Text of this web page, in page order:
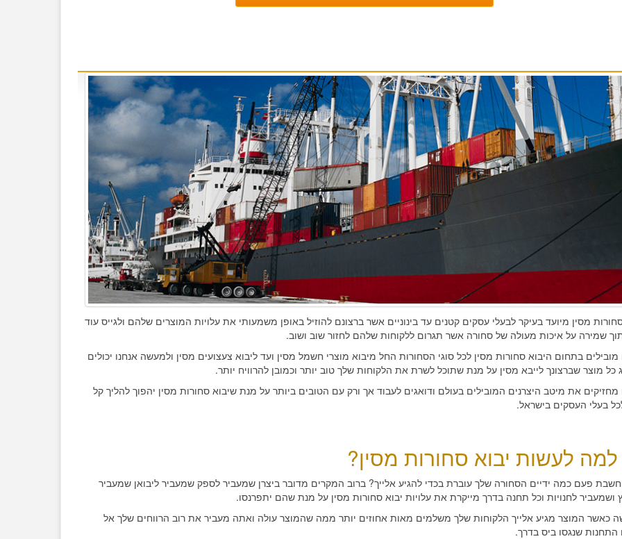
מסין מיועד בעיקר לבעלי עסקים קטנים עד בינוניים אשר ברצונם להוזיל באופן משמעותי את עלויות המוצרים שלהם ולגייס עוד
שמירה על איכות מעולה של סחורה אשר תגרום ללקוחות שלהם לחזור שוב ושוב.
מובילים בתחום היבוא סחורות מסין לכל סוגי הסחורות החל מיבוא מוצרי חשמל מסין ועד ליבוא צעצועים מסין ולמעשה אנחנו יכולים
כל מוצר שברצונך לייבא מסין על מנת שתוכל לשרת את הלקוחות שלך טוב יותר וכמובן להרוויח יותר.
מחזיקים את מיטב היצרנים המובילים בעולם ודואגים לעבוד אך ורק עם הטובים ביותר על מנת שיבוא סחורות מסין יהפוך להליך קל
בעלי העסקים בישראל.
לעשות יבוא סחורות מסין?
פעם כמה ידיים הסחורה שלך עוברת בכדי להגיע אלייך? ברוב המקרים מדובר ביצרן שמעביר לספק שמעביר ליבואן שמעביר
ושמעביר לחנויות וכל תחנה בדרך מייקרת את עלויות יבוא סחורות מסין על מנת שהם יתפרנסו.
כאשר המוצר מגיע אלייך הלקוחות שלך משלמים מאות אחוזים יותר ממה שהמוצר עולה ואתה מעביר את רוב הרווחים שלך אל
שנגסו ביס בדרך.